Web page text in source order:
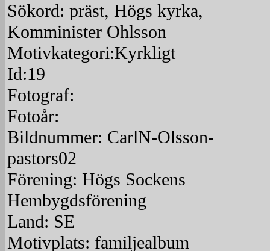
Sökord: präst, Högs kyrka,
Komminister Ohlsson
Motivkategori:Kyrkligt
Id:19
Fotograf:
Fotoår:
Bildnummer: CarlN-Olsson-
pastors02
Förening: Högs Sockens
Hembygdsförening
Land: SE
Motivplats: familjealbum